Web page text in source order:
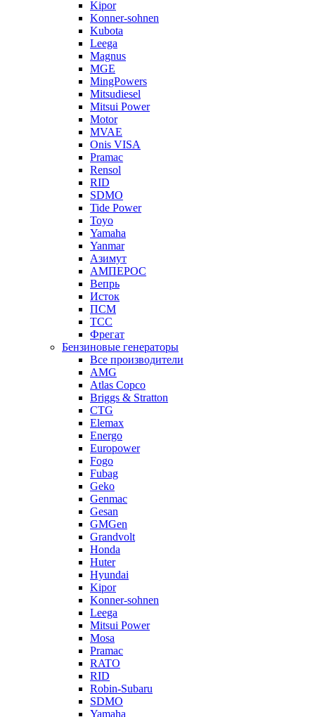
Kipor
Konner-sohnen
Kubota
Leega
Magnus
MGE
MingPowers
Mitsudiesel
Mitsui Power
Motor
MVAE
Onis VISA
Pramac
Rensol
RID
SDMO
Tide Power
Toyo
Yamaha
Yanmar
Азимут
АМПЕРОС
Вепрь
Исток
ПСМ
ТСС
Фрегат
Бензиновые генераторы
Все производители
AMG
Atlas Copco
Briggs & Stratton
CTG
Elemax
Energo
Europower
Fogo
Fubag
Geko
Genmac
Gesan
GMGen
Grandvolt
Honda
Huter
Hyundai
Kipor
Konner-sohnen
Leega
Mitsui Power
Mosa
Pramac
RATO
RID
Robin-Subaru
SDMO
Yamaha